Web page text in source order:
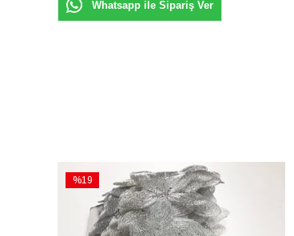
Whatsapp ile Sipariş Ver
%19
%19İndirim